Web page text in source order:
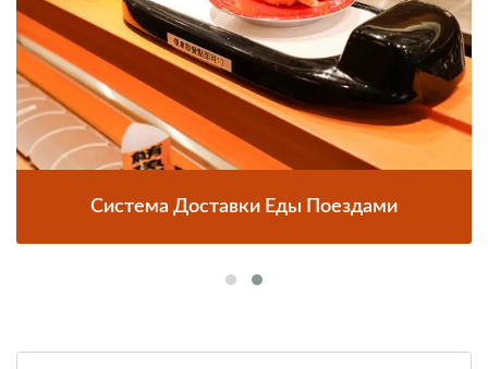
Система Доставки Еды Поездами